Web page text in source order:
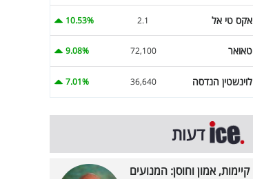
אקס טי אל 2.1
10.53%
טאואר 72,100
9.08%
לוינשטין הנדסה 36,640
7.01%
דעות
קיימות, אמון וחוסן: המנועים